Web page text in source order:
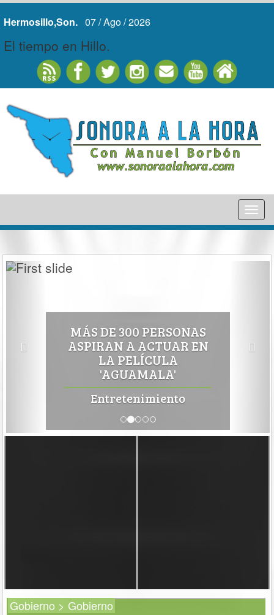
Hermosillo,Son. 07 / Ago / 2026
El tiempo en Hillo.
MÁS DE 300 PERSONAS
ASPIRAN A ACTUAR EN
LA PELÍCULA
'AGUAMALA'
Entretenimiento
Gobierno > Gobierno